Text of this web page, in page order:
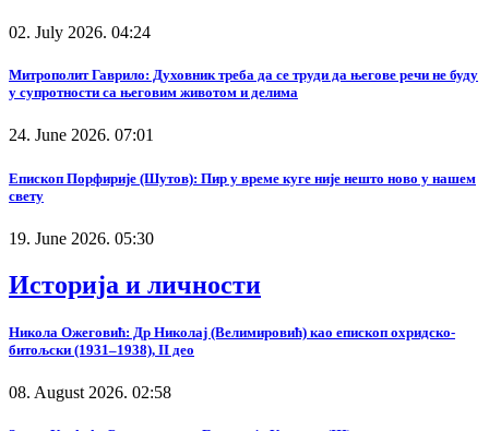
02. July 2026. 04:24
Митрополит Гаврило: Духовник треба да се труди да његове речи не буду
у супротности са његовим животом и делима
24. June 2026. 07:01
Епископ Порфирије (Шутов): Пир у време куге није нешто ново у нашем
свету
19. June 2026. 05:30
Историја и личности
Никола Ожеговић: Др Николај (Велимировић) као епископ охридско-
битољски (1931–1938), II део
08. August 2026. 02:58